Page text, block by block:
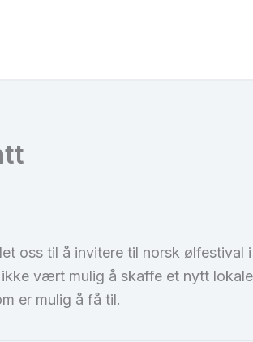
oss til å invitere til norsk
vært mulig å skaffe et nytt
er mulig å få til.